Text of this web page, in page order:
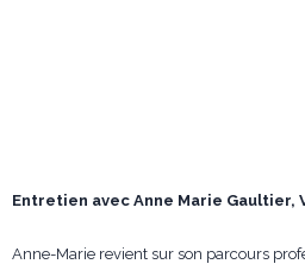
Entretien avec Anne Marie
Anne-Marie revient sur son parcours